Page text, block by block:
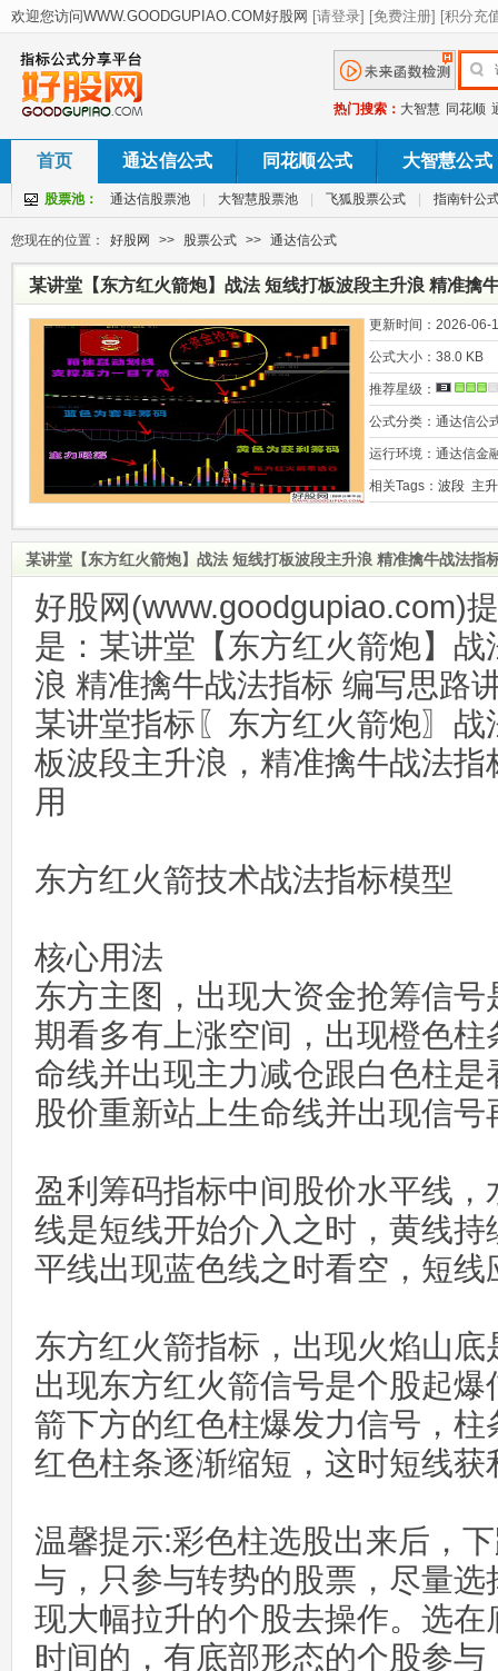
热门搜索： 大智慧 同花顺
首页 通达信公式 同花顺公式 大智慧公式
股票池： 通达信股票池 大智慧股票池 飞狐股票公式 指南针公
您现在的位置： 好股网 >> 股票公式 >> 通达信公式
某讲堂【东方红火箭炮】战法 短线打板波段主升浪 精准擒
讲解
更新时间： 2026-06-
公式大小： 38.0 KB
推荐星级：
公式分类： 通达信公
运行环境： 通达信金
相关Tags： 波段 主
某讲堂【东方红火箭炮】战法 短线打板波段主升浪 精准擒牛战法指
好股网(www.goodgupiao.com)
是：某讲堂【东方红火箭炮】
浪 精准擒牛战法指标 编写思路
某讲堂指标〖东方红火箭炮〗
板波段主升浪，精准擒牛战法
用
东方红火箭技术战法指标模型
核心用法
东方主图，出现大资金抢筹信
期看多有上涨空间，出现橙色
命线并出现主力减仓跟白色柱
股价重新站上生命线并出现信号
盈利筹码指标中间股价水平线
线是短线开始介入之时，黄线
平线出现蓝色线之时看空，短线
东方红火箭指标，出现火焰山
出现东方红火箭信号是个股起
箭下方的红色柱爆发力信号，
红色柱条逐渐缩短，这时短线获
温馨提示:彩色柱选股出来后，
与，只参与转势的股票，尽量
现大幅拉升的个股去操作。选
时间的，有底部形态的个股参